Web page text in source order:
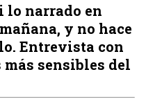
lo narrado en
y no hace
Entrevista con
sensibles del